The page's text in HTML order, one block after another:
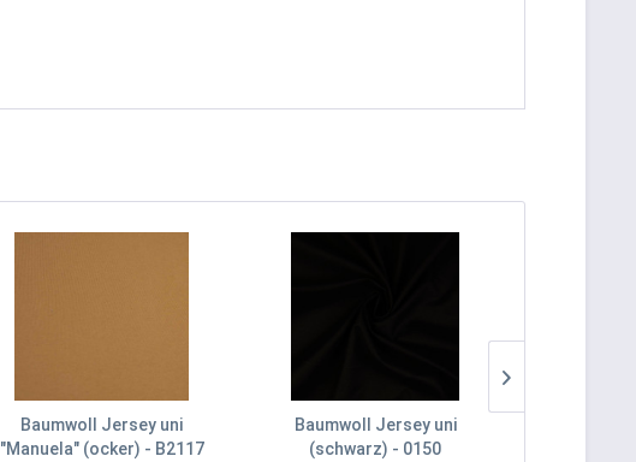
Baumwoll Jersey uni
"Manuela" (ocker) - B2117
Baumwoll Jersey uni
(schwarz) - 0150